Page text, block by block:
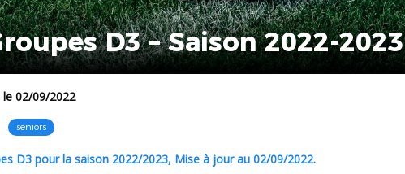
D3 – Saison 2022-2023
le 02/09/2022
seniors
D3 pour la saison 2022/2023, Mise à jour au 02/09/2022.